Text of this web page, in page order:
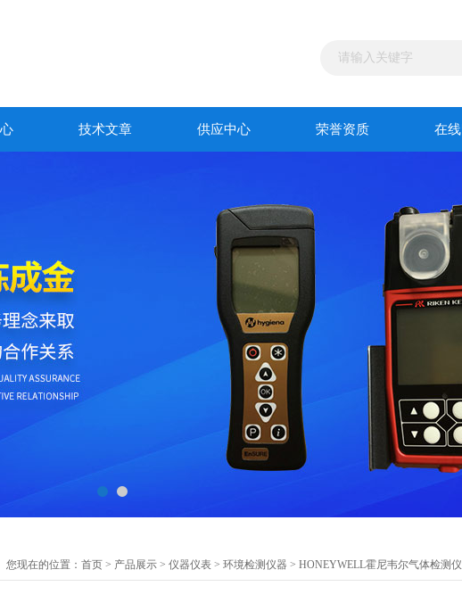
技术文章 供应中心 荣誉资质 在
您现在的位置： 首页 > 产品展示 > 仪器仪表 > 环境检测仪器 > HONEYWELL霍尼韦尔气体检测